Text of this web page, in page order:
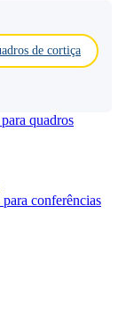
de cortiça
quadros
conferências